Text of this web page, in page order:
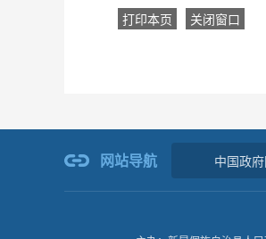
打印本页 关闭窗口
网站导航 中国政